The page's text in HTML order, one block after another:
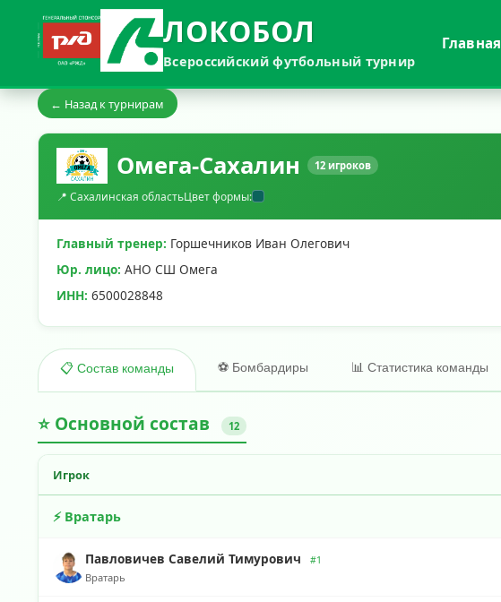
ЛОКОБОЛ
Всероссийский футбольный турнир
Главная
← Назад к турнирам
Омега-Сахалин 12 игроков
📍 Сахалинская областьЦвет формы:
Главный тренер: Горшечников Иван Олегович
Юр. лицо: АНО СШ Омега
ИНН: 6500028848
📋 Состав команды ⚽ Бомбардиры 📊 Статистика команды
⭐ Основной состав 12
Игрок
⚡ Вратарь
Павловичев Савелий Тимурович #1
Вратарь